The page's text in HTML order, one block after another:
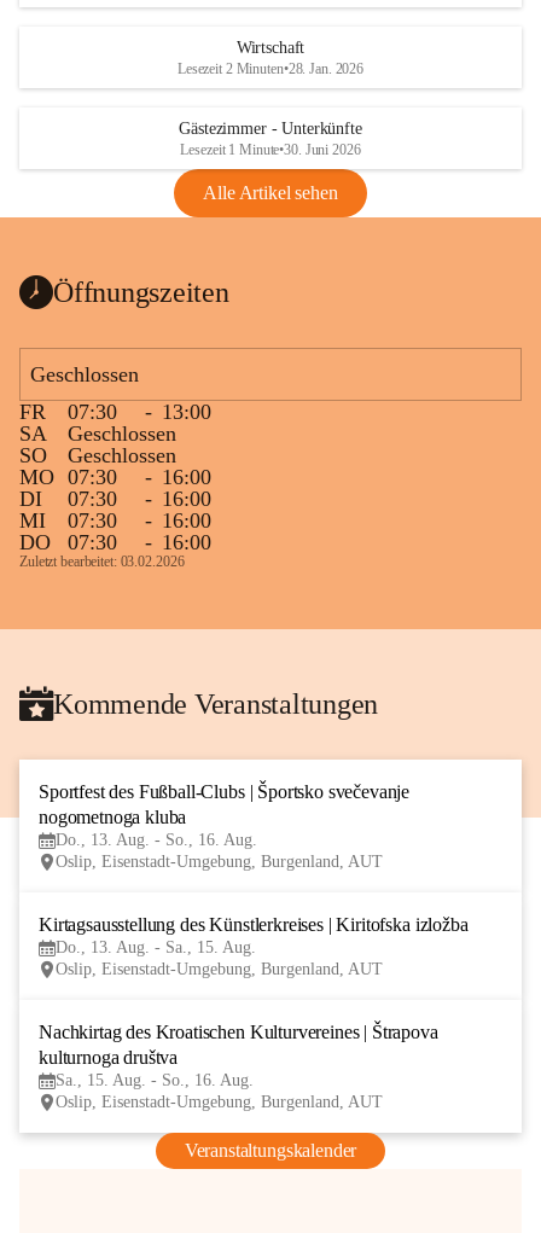
Wirtschaft
Lesezeit 2 Minuten•28. Jan. 2026
Gästezimmer - Unterkünfte
Lesezeit 1 Minute•30. Juni 2026
Alle Artikel sehen
Öffnungszeiten
Geschlossen
FR
07:30 - 13:00
SA
Geschlossen
SO
Geschlossen
MO 07:30 - 16:00
DI
07:30 - 16:00
MI
07:30 - 16:00
DO
07:30 - 16:00
Zuletzt bearbeitet: 03.02.2026
Kommende Veranstaltungen
Sportfest des Fußball-Clubs | Športsko svečevanje
nogometnoga kluba
Do., 13. Aug. - So., 16. Aug.
Oslip, Eisenstadt-Umgebung, Burgenland, AUT
Kirtagsausstellung des Künstlerkreises | Kiritofska izložba
Do., 13. Aug. - Sa., 15. Aug.
Oslip, Eisenstadt-Umgebung, Burgenland, AUT
Nachkirtag des Kroatischen Kulturvereines | Štrapova
kulturnoga društva
Sa., 15. Aug. - So., 16. Aug.
Oslip, Eisenstadt-Umgebung, Burgenland, AUT
Veranstaltungskalender